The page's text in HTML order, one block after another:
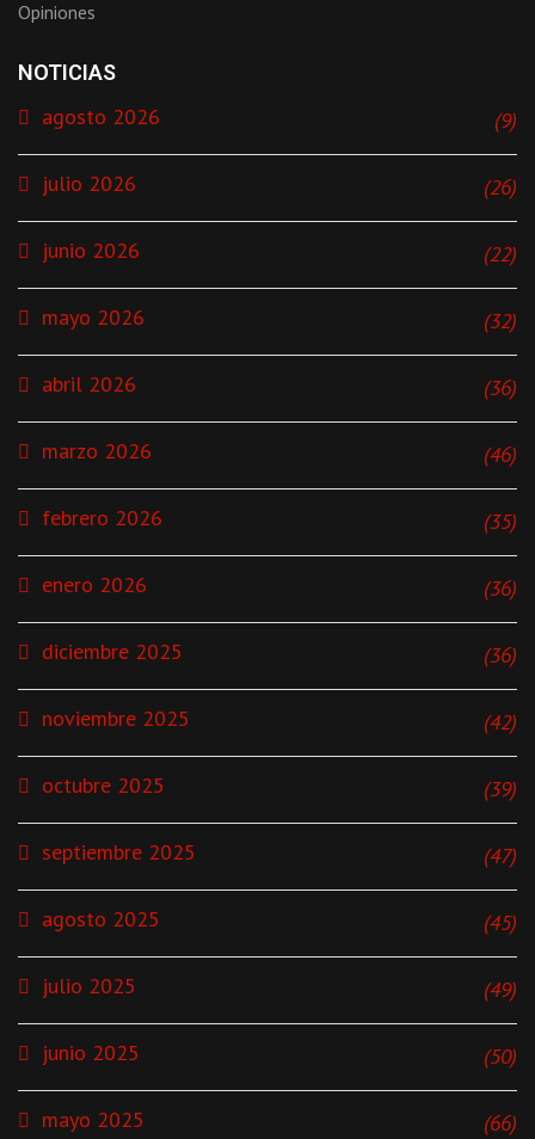
Opiniones
NOTICIAS
agosto 2026 (9)
julio 2026 (26)
junio 2026 (22)
mayo 2026 (32)
abril 2026 (36)
marzo 2026 (46)
febrero 2026 (35)
enero 2026 (36)
diciembre 2025 (36)
noviembre 2025 (42)
octubre 2025 (39)
septiembre 2025 (47)
agosto 2025 (45)
julio 2025 (49)
junio 2025 (50)
mayo 2025 (66)